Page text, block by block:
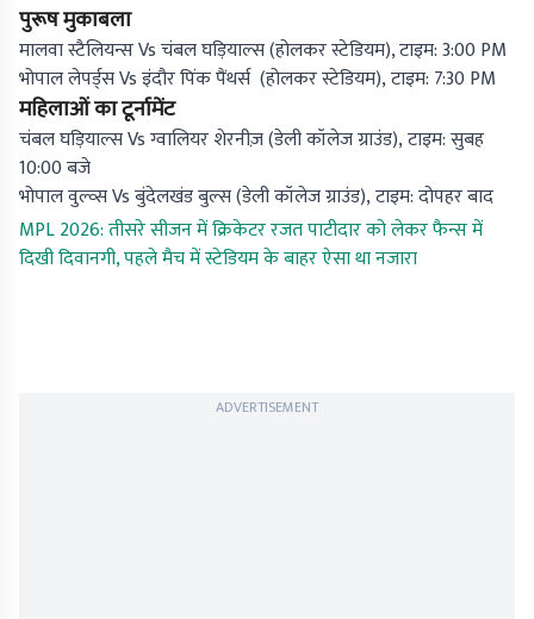
पुरूष मुकाबला
मालवा स्टैलियन्स Vs चंबल घड़ियाल्स (होलकर स्टेडियम), टाइम: 3:00 PM
भोपाल लेपर्ड्स Vs इंदौर पिंक पैंथर्स (होलकर स्टेडियम), टाइम: 7:30 PM
महिलाओं का टूर्नामेंट
चंबल घड़ियाल्स Vs ग्वालियर शेरनीज़ (डेली कॉलेज ग्राउंड), टाइम: सुबह
10:00 बजे
भोपाल वुल्व्स Vs बुंदेलखंड बुल्स (डेली कॉलेज ग्राउंड), टाइम: दोपहर बाद
MPL 2026: तीसरे सीजन में क्रिकेटर रजत पाटीदार को लेकर फैन्स में
दिखी दिवानगी, पहले मैच में स्टेडियम के बाहर ऐसा था नजारा
ADVERTISEMENT